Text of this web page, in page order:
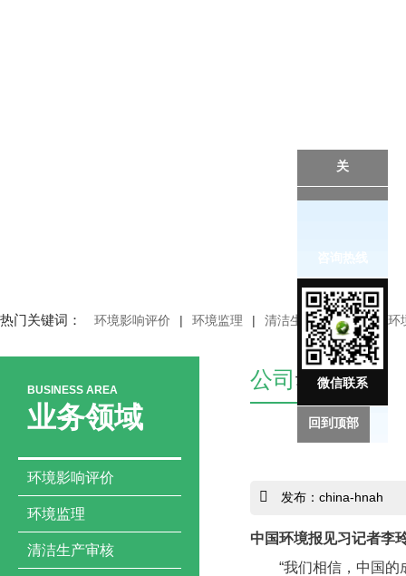
热门关键词： 环境影响评价 | 环境监理 | 清洁生产审核 | 突发环
BUSINESS AREA
业务领域
环境影响评价
环境监理
清洁生产审核
公司 动态
发布：china-hnah
中国环境报见习记者李
“我们相信，中国的成
关
微信联系
回到顶部